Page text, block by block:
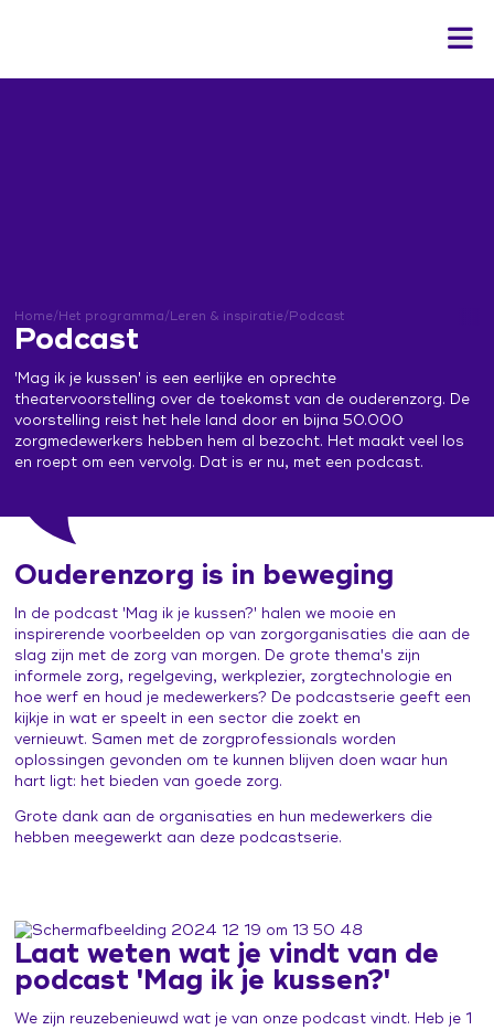
Kennisbank veranderaars
Leerwerkplaats duurzame inzetbaarheid
Onderzoek
Podcast
ZorgenInBeeld
In gesprek
Campagne 'Jij doet ertoe'
In gesprek over hormonen
Expo 'Toekomst van werk'
Hoe Dan?
Praat vandaag over morgen (publiekscampagne)
Aan de slag
Ontwerp de verandering
Sociale Veiligheid
Werkboek Over Morgen
Contacten en inspiratie
Contact
Inloggen
Home/Het programma/Leren & inspiratie/Podcast
Podcast
'Mag ik je kussen' is een eerlijke en oprechte
theatervoorstelling over de toekomst van de ouderenzorg. De
voorstelling reist het hele land door en bijna 50.000
zorgmedewerkers hebben hem al bezocht. Het maakt veel los
en roept om een vervolg. Dat is er nu, met een podcast.
Ouderenzorg is in beweging
In de podcast 'Mag ik je kussen?' halen we mooie en
inspirerende voorbeelden op van zorgorganisaties die aan de
slag zijn met de zorg van morgen. De grote thema's zijn
informele zorg, regelgeving, werkplezier, zorgtechnologie en
hoe werf en houd je medewerkers? De podcastserie geeft een
kijkje in wat er speelt in een sector die zoekt en
vernieuwt. Samen met de zorgprofessionals worden
oplossingen gevonden om te kunnen blijven doen waar hun
hart ligt: het bieden van goede zorg.
Grote dank aan de organisaties en hun medewerkers die
hebben meegewerkt aan deze podcastserie.
Laat weten wat je vindt van de
podcast 'Mag ik je kussen?'
We zijn reuzebenieuwd wat je van onze podcast vindt. Heb je 1